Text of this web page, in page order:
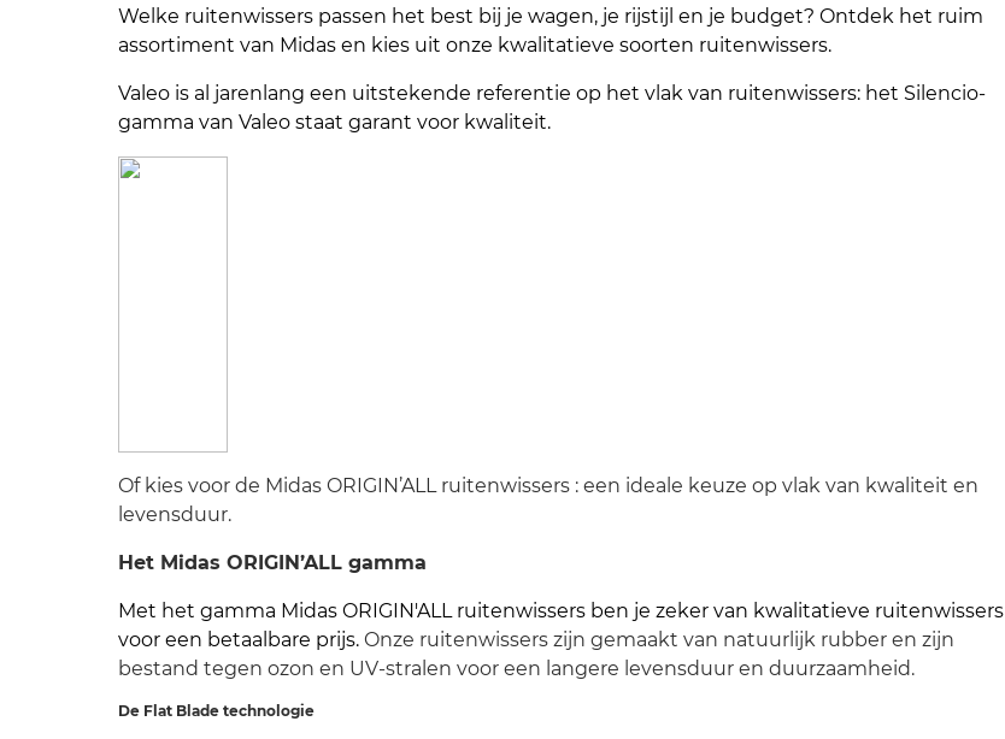
Welke ruitenwissers passen het best bij je wagen, je rijstijl en je budget? Ontdek het ruim
assortiment van Midas en kies uit onze kwalitatieve soorten ruitenwissers.
Valeo is al jarenlang een uitstekende referentie op het vlak van ruitenwissers: het Silencio-
gamma van Valeo staat garant voor kwaliteit.
Of kies voor de Midas ORIGIN’ALL ruitenwissers : een ideale keuze op vlak van kwaliteit en
levensduur.
Het Midas ORIGIN’ALL gamma
Met het gamma Midas ORIGIN'ALL ruitenwissers ben je zeker van kwalitatieve ruitenwissers
voor een betaalbare prijs. Onze ruitenwissers zijn gemaakt van natuurlijk rubber en zijn
bestand tegen ozon en UV-stralen voor een langere levensduur en duurzaamheid.
De Flat Blade technologie